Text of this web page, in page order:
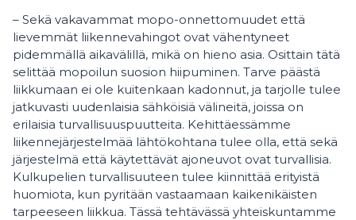
– Sekä vakavammat mopo-onnettomuudet että
lievemmät liikennevahingot ovat vähentyneet
pidemmällä aikavälillä, mikä on hieno asia. Osittain tätä
selittää mopoilun suosion hiipuminen. Tarve päästä
liikkumaan ei ole kuitenkaan kadonnut, ja tarjolle tulee
jatkuvasti uudenlaisia sähköisiä välineitä, joissa on
erilaisia turvallisuuspuutteita. Kehittäessämme
liikennejärjestelmää lähtökohtana tulee olla, että sekä
järjestelmä että käytettävät ajoneuvot ovat turvallisia.
Kulkupelien turvallisuuteen tulee kiinnittää erityistä
huomiota, kun pyritään vastaamaan kaikenikäisten
tarpeeseen liikkua. Tässä tehtävässä yhteiskuntamme